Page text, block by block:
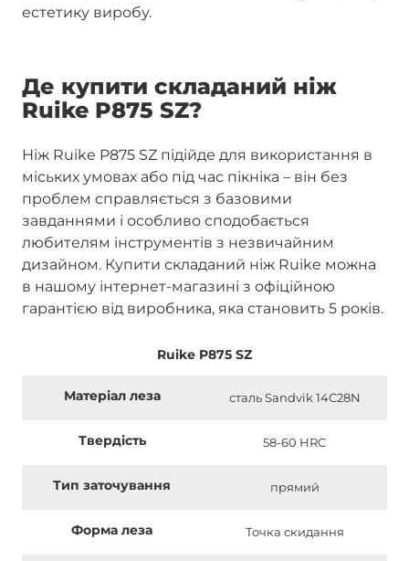
естетику виробу.
Де купити складаний ніж
Ruike P875 SZ?
Ніж Ruike P875 SZ підійде для використання в
міських умовах або під час пікніка – він без
проблем справляється з базовими
завданнями і особливо сподобається
любителям інструментів з незвичайним
дизайном. Купити складаний ніж Ruike можна
в нашому інтернет-магазині з офіційною
гарантією від виробника, яка становить 5 років.
Ruike P875 SZ
Матеріал леза сталь Sandvik 14C28N
Твердість 58-60 HRC
Тип заточування прямий
Форма леза Точка скидання